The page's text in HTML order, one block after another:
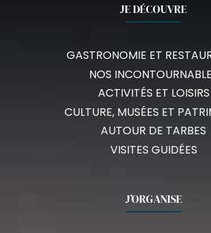
JE DÉCOUVRE
GASTRONOMIE ET
NOS
ACTIVITÉS ET LOISIRS
CULTURE, MUSÉES ET
AUTOUR DE TARBES
VISITES GUIDÉES
J’ORGANISE